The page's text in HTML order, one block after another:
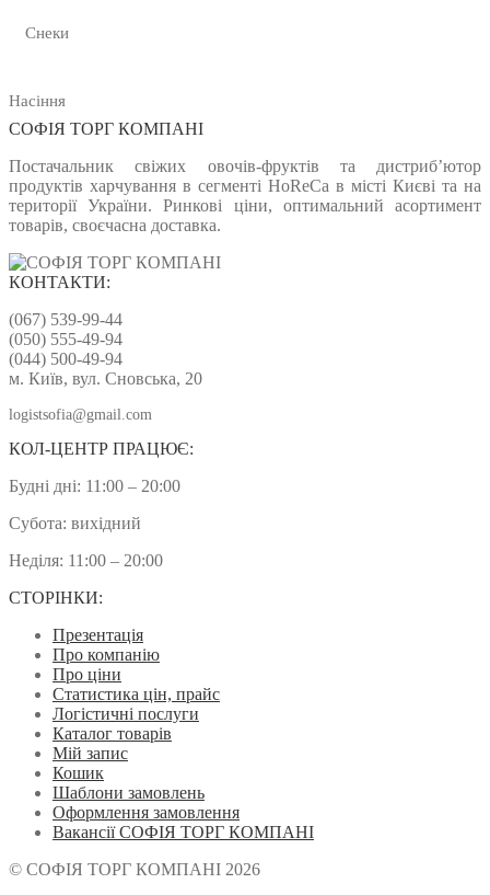
Снеки
Насіння
СОФІЯ ТОРГ КОМПАНІ
Постачальник свіжих овочів-фруктів та дистриб’ютор
продуктів харчування в сегменті HoReCa в місті Києві та на
території України. Ринкові ціни, оптимальний асортимент
товарів, своєчасна доставка.
КОНТАКТИ:
(067) 539-99-44
(050) 555-49-94
(044) 500-49-94
м. Київ, вул. Сновська, 20
logistsofia@gmail.com
КОЛ-ЦЕНТР ПРАЦЮЄ:
Будні дні: 11:00 – 20:00
Субота: вихідний
Неділя: 11:00 – 20:00
СТОРІНКИ:
Презентація
Про компанію
Про ціни
Статистика цін, прайс
Логістичні послуги
Каталог товарів
Мій запис
Кошик
Шаблони замовлень
Оформлення замовлення
Вакансії СОФІЯ ТОРГ КОМПАНІ
© СОФІЯ ТОРГ КОМПАНІ 2026